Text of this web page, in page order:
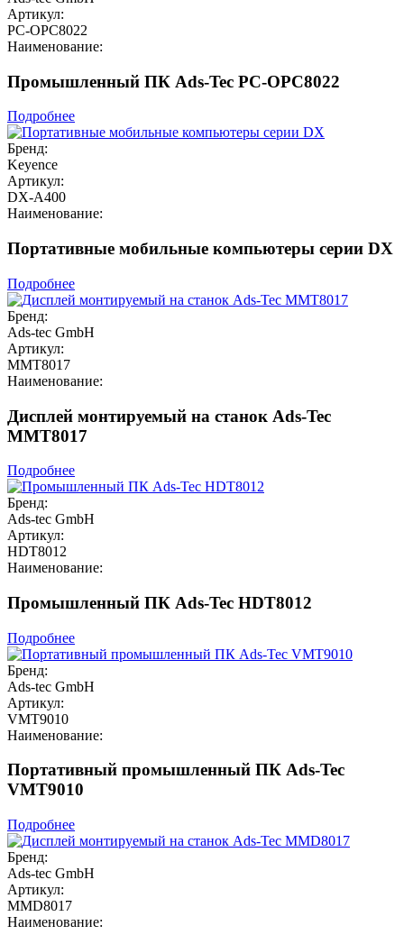
Артикул:
PC-OPC8022
Наименование:
Промышленный ПК Ads-Tec PC-OPC8022
Подробнее
Бренд:
Keyence
Артикул:
DX-A400
Наименование:
Портативные мобильные компьютеры серии DX
Подробнее
Бренд:
Ads-tec GmbH
Артикул:
MMT8017
Наименование:
Дисплей монтируемый на станок Ads-Tec
MMT8017
Подробнее
Бренд:
Ads-tec GmbH
Артикул:
HDT8012
Наименование:
Промышленный ПК Ads-Tec HDT8012
Подробнее
Бренд:
Ads-tec GmbH
Артикул:
VMT9010
Наименование:
Портативный промышленный ПК Ads-Tec
VMT9010
Подробнее
Бренд:
Ads-tec GmbH
Артикул:
MMD8017
Наименование: